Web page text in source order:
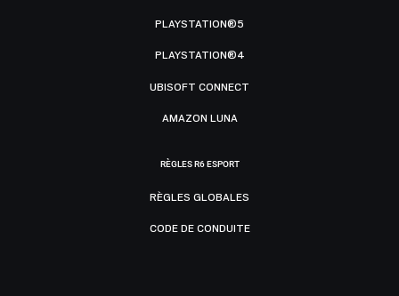
PLAYSTATION®5
PLAYSTATION®4
UBISOFT CONNECT
AMAZON LUNA
RÈGLES R6 ESPORT
RÈGLES GLOBALES
CODE DE CONDUITE